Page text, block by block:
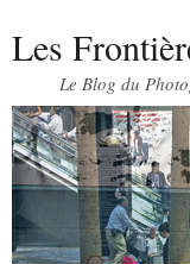
Les
Le Blog du